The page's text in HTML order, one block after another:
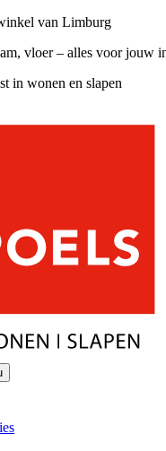
van Limburg
vloer – alles voor jouw
in wonen en slapen